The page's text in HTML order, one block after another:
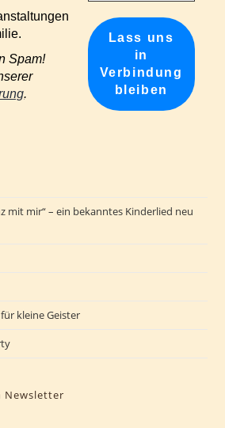
Spam!
.
mit mir“ – ein bekanntes Kinderlied neu
kleine Geister
Newsletter